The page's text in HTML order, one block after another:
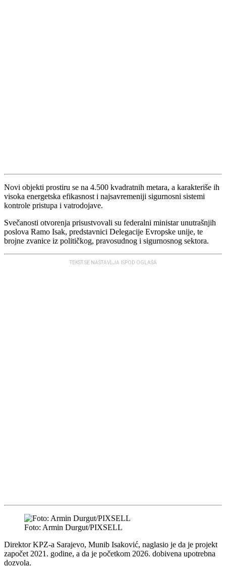
Novi objekti prostiru se na 4.500 kvadratnih metara, a karakteriše ih
visoka energetska efikasnost i najsavremeniji sigurnosni sistemi
kontrole pristupa i vatrodojave.
Svečanosti otvorenja prisustvovali su federalni ministar unutrašnjih
poslova Ramo Isak, predstavnici Delegacije Evropske unije, te
brojne zvanice iz političkog, pravosudnog i sigurnosnog sektora.
TEKST SE NASTAVLJA ISPOD OGLASA
Foto: Armin Durgut/PIXSELL
Direktor KPZ-a Sarajevo, Munib Isaković, naglasio je da je projekt
započet 2021. godine, a da je početkom 2026. dobivena upotrebna
dozvola.